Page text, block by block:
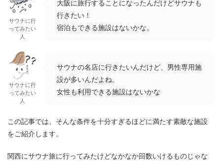
サウナに行
ってみたい
人
大阪に旅行することになったんだけどサウナも
行きたい！
宿泊もできる施設はないかな。
サウナに行
ってみたい
人
サウナの名店に行きたいんだけど、男性専用施
設が多いんだよね。
女性も利用できる施設はないかな
この記事では、そんな条件を十分すぎるほどに満たす素敵な施設
をご紹介します。
関西にサウナ旅に行ってみたけどなかなか回数いけるものじゃな